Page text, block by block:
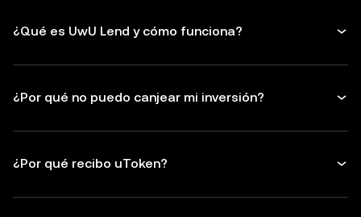
¿Qué es UwU Lend y cómo funciona?
¿Por qué no puedo canjear mi inversión?
¿Por qué recibo uToken?